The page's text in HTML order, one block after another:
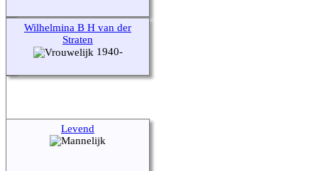
Wilhelmina B H van der
Straten
1940-
Levend